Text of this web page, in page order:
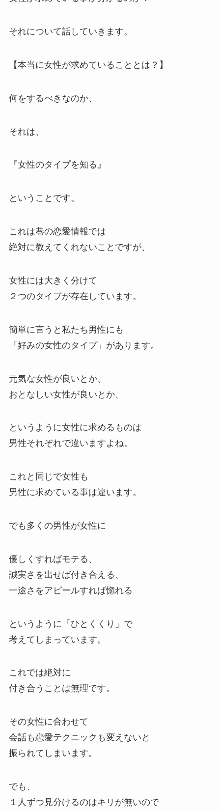
それについて話していきます。
【本当に女性が求めていることとは？】
何をするべきなのか、
それは、
『女性のタイプを知る』
ということです。
これは巷の恋愛情報では
絶対に教えてくれないことですが、
女性には大きく分けて
２つのタイプが存在しています。
簡単に言うと私たち男性にも
「好みの女性のタイプ」があります。
元気な女性が良いとか、
おとなしい女性が良いとか、
というように女性に求めるものは
男性それぞれで違いますよね。
これと同じで女性も
男性に求めている事は違います。
でも多くの男性が女性に
優しくすればモテる、
誠実さを出せば付き合える、
一途さをアピールすれば惚れる
というように「ひとくくり」で
考えてしまっています。
これでは絶対に
付き合うことは無理です。
その女性に合わせて
会話も恋愛テクニックも変えないと
振られてしまいます。
でも、
１人ずつ見分けるのはキリが無いので